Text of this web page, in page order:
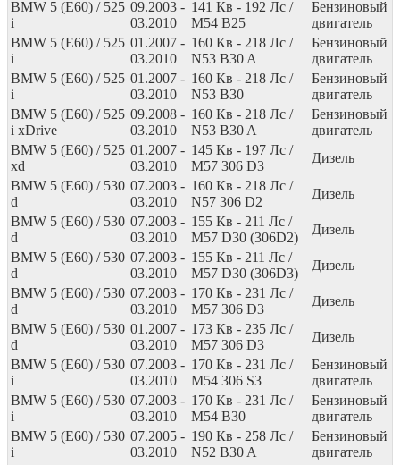
BMW 5 (E60) / 525
i
09.2003 -
03.2010
141 Кв - 192 Лс /
M54 B25
Бензиновый
двигатель
BMW 5 (E60) / 525
i
01.2007 -
03.2010
160 Кв - 218 Лс /
N53 B30 A
Бензиновый
двигатель
BMW 5 (E60) / 525
i
01.2007 -
03.2010
160 Кв - 218 Лс /
N53 B30
Бензиновый
двигатель
BMW 5 (E60) / 525
i xDrive
09.2008 -
03.2010
160 Кв - 218 Лс /
N53 B30 A
Бензиновый
двигатель
BMW 5 (E60) / 525
xd
01.2007 -
03.2010
145 Кв - 197 Лс /
M57 306 D3
Дизель
BMW 5 (E60) / 530
d
07.2003 -
03.2010
160 Кв - 218 Лс /
N57 306 D2
Дизель
BMW 5 (E60) / 530
d
07.2003 -
03.2010
155 Кв - 211 Лс /
M57 D30 (306D2)
Дизель
BMW 5 (E60) / 530
d
07.2003 -
03.2010
155 Кв - 211 Лс /
M57 D30 (306D3)
Дизель
BMW 5 (E60) / 530
d
07.2003 -
03.2010
170 Кв - 231 Лс /
M57 306 D3
Дизель
BMW 5 (E60) / 530
d
01.2007 -
03.2010
173 Кв - 235 Лс /
M57 306 D3
Дизель
BMW 5 (E60) / 530
i
07.2003 -
03.2010
170 Кв - 231 Лс /
M54 306 S3
Бензиновый
двигатель
BMW 5 (E60) / 530
i
07.2003 -
03.2010
170 Кв - 231 Лс /
M54 B30
Бензиновый
двигатель
BMW 5 (E60) / 530
i
07.2005 -
03.2010
190 Кв - 258 Лс /
N52 B30 A
Бензиновый
двигатель